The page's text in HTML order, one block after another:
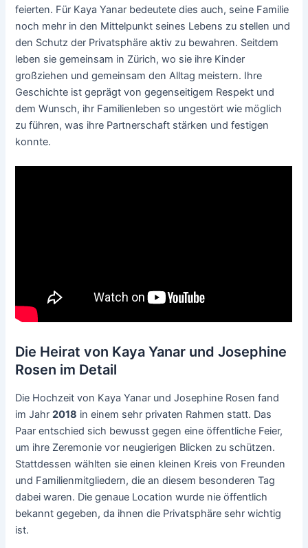
feierten. Für Kaya Yanar bedeutete dies auch, seine Familie
noch mehr in den Mittelpunkt seines Lebens zu stellen und
den Schutz der Privatsphäre aktiv zu bewahren. Seitdem
leben sie gemeinsam in Zürich, wo sie ihre Kinder
großziehen und gemeinsam den Alltag meistern. Ihre
Geschichte ist geprägt von gegenseitigem Respekt und
dem Wunsch, ihr Familienleben so ungestört wie möglich
zu führen, was ihre Partnerschaft stärken und festigen
konnte.
Die Heirat von Kaya Yanar und Josephine
Rosen im Detail
Die Hochzeit von Kaya Yanar und Josephine Rosen fand
im Jahr2018 in einem sehr privaten Rahmen statt. Das
Paar entschied sich bewusst gegen eine öffentliche Feier,
um ihre Zeremonie vor neugierigen Blicken zu schützen.
Stattdessen wählten sie einen kleinen Kreis von Freunden
und Familienmitgliedern, die an diesem besonderen Tag
dabei waren. Die genaue Location wurde nie öffentlich
bekannt gegeben, da ihnen die Privatsphäre sehr wichtig
ist.